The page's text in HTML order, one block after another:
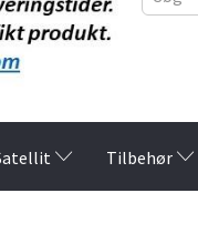
Tilbehør